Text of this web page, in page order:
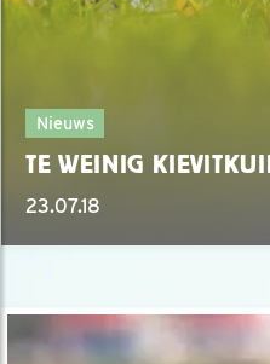
Nieuws
TE WEINIG
23.07.18